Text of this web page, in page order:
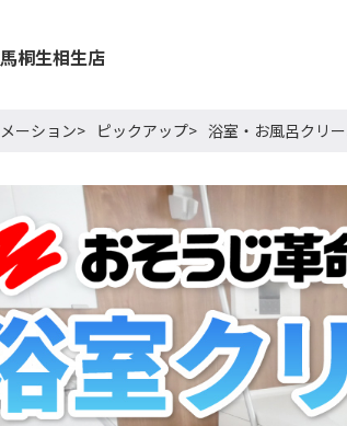
桐生相生店
ーション ピックアップ 浴室・お風呂クリ